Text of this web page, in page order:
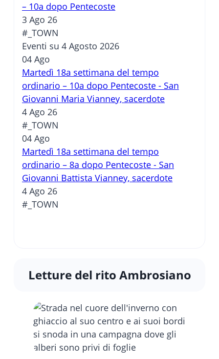
– 10a dopo Pentecoste
3 Ago 26
#_TOWN
Eventi su 4 Agosto 2026
04 Ago
Martedì 18a settimana del tempo
ordinario – 10a dopo Pentecoste - San
Giovanni Maria Vianney, sacerdote
4 Ago 26
#_TOWN
04 Ago
Martedì 18a settimana del tempo
ordinario – 8a dopo Pentecoste - San
Giovanni Battista Vianney, sacerdote
4 Ago 26
#_TOWN
Letture del rito Ambrosiano